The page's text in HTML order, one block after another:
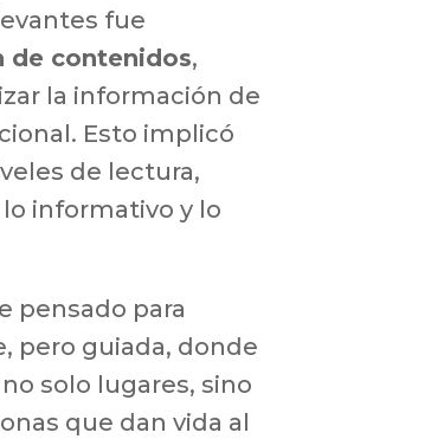
fue
de contenidos,
la información de
Esto implicó
de lectura,
informativo y lo
pensado para
pero guiada, donde
solo lugares, sino
que dan vida al